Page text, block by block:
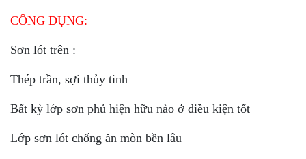
CÔNG DỤNG:
Sơn lót trên :
Thép trần, sợi thủy tinh
Bất kỳ lớp sơn phủ hiện hữu nào ở điều kiện tốt
Lớp sơn lót chống ăn mòn bền lâu